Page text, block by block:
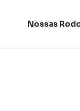
Nossas